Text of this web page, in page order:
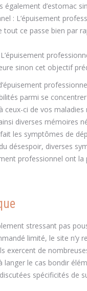
également d’estomac
: L’épuisement
tout ce passe bien par
sinon cet objectif
parmi se
ceux-ci de vos
diverses mémoires
les symptômes de
désespoir, diverses
professionnel ont
stressant pas
limité, le site n’y
exercent de
langer le cas bondir
spécificités de